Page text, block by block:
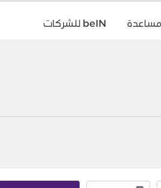
مساعدة beIN للشركات